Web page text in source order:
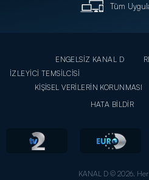
Tüm
ENGELSİZ KANAL D
İZLEYİCİ TEMSİLCİSİ
KİŞİSEL VERİLERİN KORUNMASI
HATA BİLDİR
KANAL D © 2026. Her